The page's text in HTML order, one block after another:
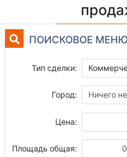
ПОИСКОВОЕ
Тип сделки:
Город: Ничего
Цена:
Площадь общая: